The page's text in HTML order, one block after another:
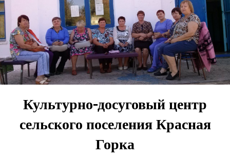
Перейти
к
содержимому
Культурно-досуговый центр
сельского поселения Красная
Горка